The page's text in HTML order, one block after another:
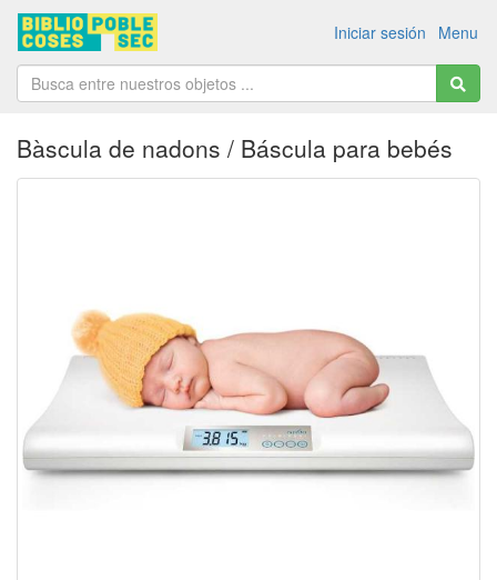
Menu
Iniciar sesión
Bàscula de nadons / Báscula para bebés